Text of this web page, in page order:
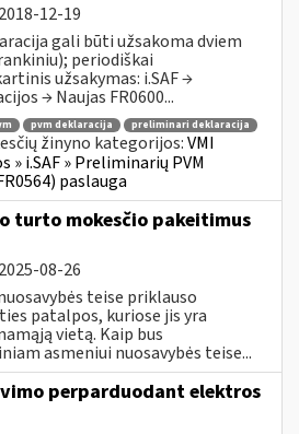
2018-12-19
gali būti užsakoma dviem
periodiškai
užsakymas: i.SAF →
→ Naujas FR0600...
pvm deklaracija
preliminari deklaracija
žinyno kategorijos:VMI
i.SAF » Preliminarių PVM
paslauga
turto mokesčio pakeitimus
2025-08-26
teise priklauso
patalpos, kuriose jis yra
vietą. Kaip bus
asmeniui nuosavybės teise...
perparduodant elektros